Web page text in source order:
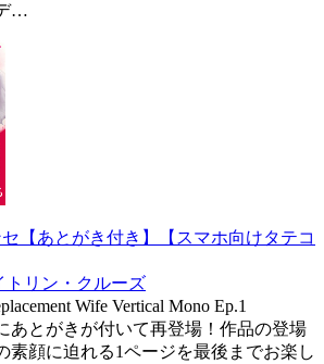
…
【あとがき付き】【スマホ向けタテコ
トリン・クルーズ
Wife Vertical Mono Ep.1
あとがきが付いて再登場！作品の登場
素顔に迫れる1ページを最後までお楽し